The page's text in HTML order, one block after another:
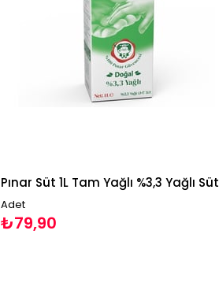
Pınar Süt 1L Tam Yağlı %3,3 Yağlı Süt
Adet
₺79,90